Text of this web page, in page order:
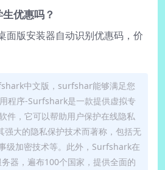
优惠吗？
面版安装器自动识别优惠码，价
中文版，surfshar能够满足您
程序-Surfshark是一款提供虚拟专
件，它可以帮助用户保护在线隐私
大的隐私保护技术而著称，包括无
级加密技术等。此外，Surfshark在
器，遍布100个国家，提供全面的